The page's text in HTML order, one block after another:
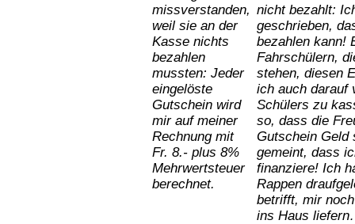
missverstanden,
weil sie an der
Kasse nichts
bezahlen
mussten: Jeder
eingelöste
Gutschein wird
mir auf meiner
Rechnung mit
Fr. 8.- plus 8%
Mehrwertsteuer
berechnet.
nicht bezahlt:
geschrieben,
bezahlen kann!
Fahrschülern,
stehen, diesen
ich auch darauf
Schülers zu
so, dass die
Gutschein Geld
gemeint, dass
finanziere! Ich
Rappen
betrifft, mir
ins Haus